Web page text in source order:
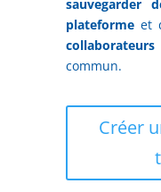
sauvegarder
plateforme et
collaborateurs
commun.
Créer